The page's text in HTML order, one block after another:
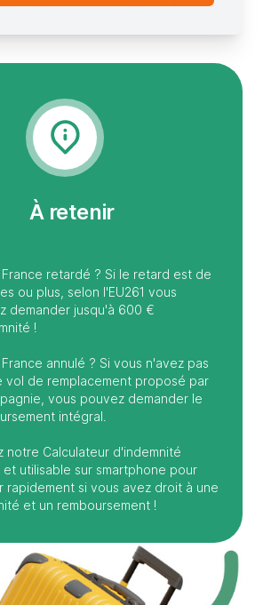
À retenir
France retardé ? Si le retard est de
ou plus, selon l'EU261 vous
demander jusqu'à 600 €
!
France annulé ? Si vous n'avez pas
vol de remplacement proposé par
vous pouvez demander le
intégral.
notre Calculateur d'indemnité
et utilisable sur smartphone pour
rapidement si vous avez droit à une
et un remboursement !